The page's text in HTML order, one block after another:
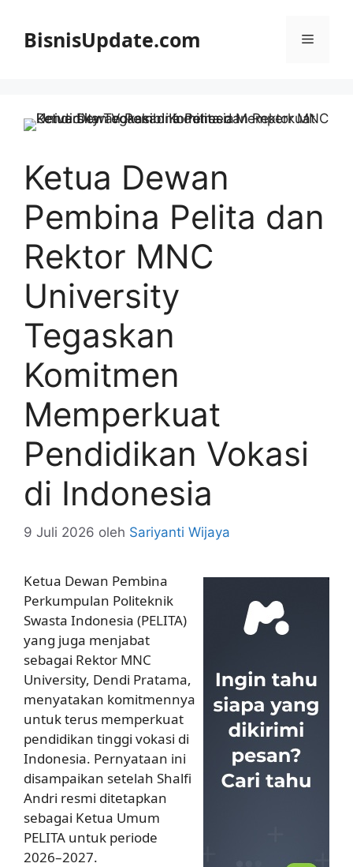
BisnisUpdate.com Menu
Ketua Dewan
Pembina Pelita dan
Rektor MNC
University
Tegaskan
Komitmen
Memperkuat
Pendidikan Vokasi
di Indonesia
9 Juli 2026 oleh Sariyanti Wijaya
Ketua Dewan Pembina
Perkumpulan Politeknik
Swasta Indonesia (PELITA)
yang juga menjabat
sebagai Rektor MNC
University, Dendi Pratama,
menyatakan komitmennya
untuk terus memperkuat
pendidikan tinggi vokasi di
Indonesia. Pernyataan ini
disampaikan setelah Shalfi
Andri resmi ditetapkan
sebagai Ketua Umum
PELITA untuk periode
2026–2027.